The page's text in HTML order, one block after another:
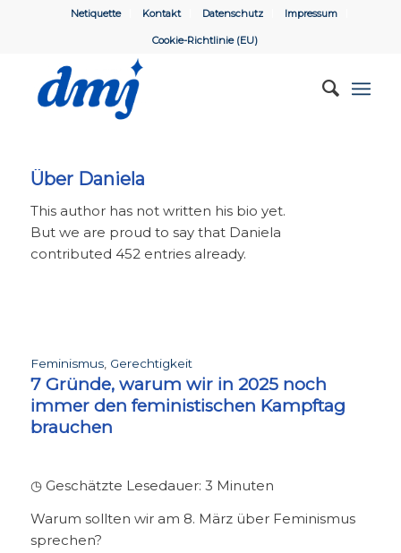
Netiquette Kontakt Datenschutz Impressum
Cookie-Richtlinie (EU)
Über Daniela
This author has not written his bio yet.
But we are proud to say that Daniela
contributed 452 entries already.
Feminismus, Gerechtigkeit
7 Gründe, warum wir in 2025 noch
immer den feministischen Kampftag
brauchen
◷ Geschätzte Lesedauer: 3 Minuten
Warum sollten wir am 8. März über Feminismus
sprechen?